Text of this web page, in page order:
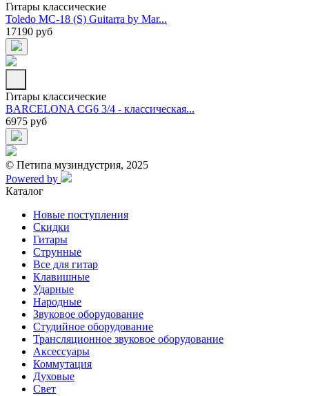
Гитары классические
Toledo MC-18 (S) Guitarra by Mar...
17190 руб
Гитары классические
BARCELONA CG6 3/4 - классическая...
6975 руб
© Петипа музиндустрия, 2025
Powered by
Каталог
Новые поступления
Скидки
Гитары
Струнные
Все для гитар
Клавишные
Ударные
Народные
Звуковое оборудование
Студийное оборудование
Трансляционное звуковое оборудование
Аксессуары
Коммутация
Духовые
Свет